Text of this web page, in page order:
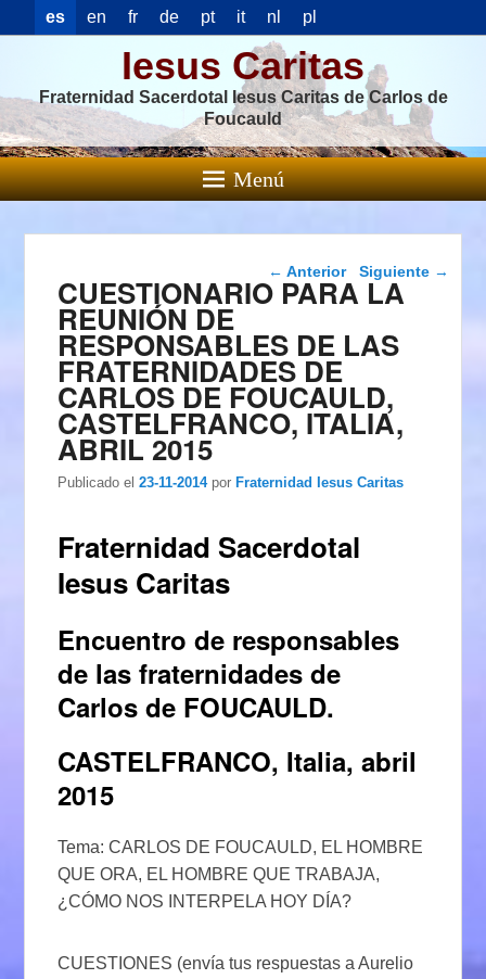
es en fr de pt it nl pl
Iesus Caritas
Fraternidad Sacerdotal Iesus Caritas de Carlos de
Foucauld
Menú
Navegación de
entradas
← Anterior Siguiente →
CUESTIONARIO PARA LA
REUNIÓN DE
RESPONSABLES DE LAS
FRATERNIDADES DE
CARLOS DE FOUCAULD,
CASTELFRANCO, ITALIA,
ABRIL 2015
Publicado el 23-11-2014 porFraternidad Iesus Caritas
Fraternidad Sacerdotal
Iesus Caritas
Encuentro de responsables
de las fraternidades de
Carlos de FOUCAULD.
CASTELFRANCO, Italia, abril
2015
Tema: CARLOS DE FOUCAULD, EL HOMBRE
QUE ORA, EL HOMBRE QUE TRABAJA,
¿CÓMO NOS INTERPELA HOY DÍA?
CUESTIONES (envía tus respuestas a Aurelio